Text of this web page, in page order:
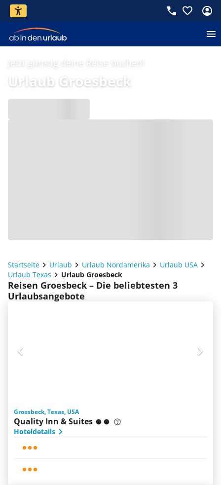
Jetzt günstig deine Reise buchen!
Urlaub Groesbeck
Startseite Urlaub Urlaub Nordamerika
Urlaub USA
Urlaub Texas
Urlaub Groesbeck
Reisen Groesbeck – Die beliebtesten 3
Urlaubsangebote
Groesbeck, Texas, USA
Quality Inn & Suites
Hoteldetails